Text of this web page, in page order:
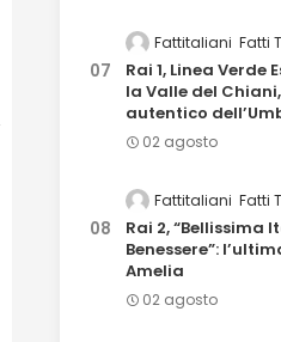
Fattitaliani Fatti
Rai 1, Linea
la Valle del
autentico
02 agosto
Fattitaliani Fatti
Rai 2, “Bellissima
Benessere”:
Amelia
02 agosto